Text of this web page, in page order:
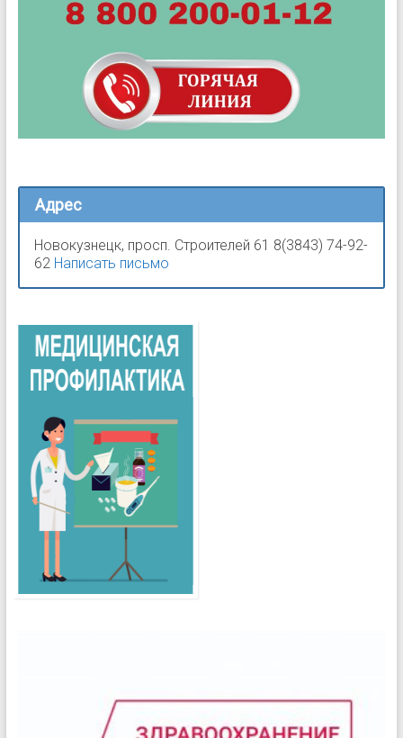
Адрес
Новокузнецк, просп. Строителей 61 8(3843) 74-92-
62 Написать письмо